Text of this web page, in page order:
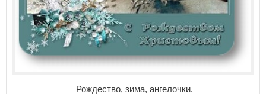
Рождество, зима, ангелочки.